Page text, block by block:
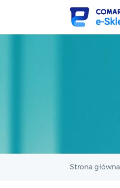
Strona główna